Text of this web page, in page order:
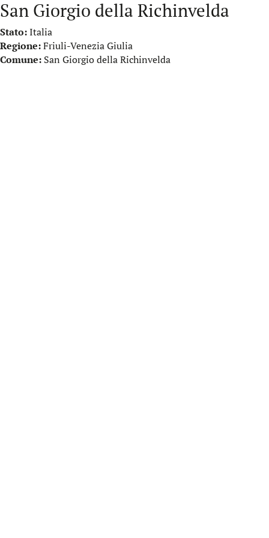
San Giorgio della Richinvelda
Stato:Italia
Regione:Friuli-Venezia Giulia
Comune: San Giorgio della Richinvelda